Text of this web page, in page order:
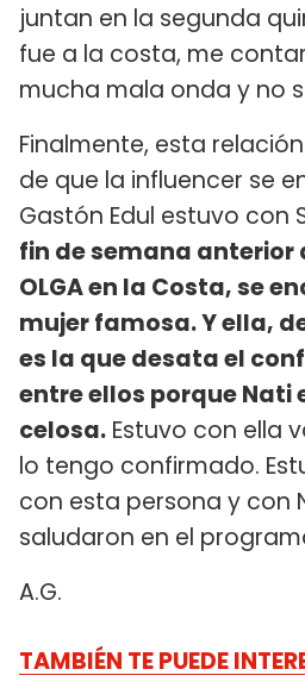
juntan en la segunda
fue a la costa, me
mucha mala onda y no
Finalmente, esta
de que la influencer se
Gastón Edul estuvo con
fin de semana
OLGA en la Costa, se
mujer famosa. Y ella,
es la que desata el
entre ellos porque Nati
celosa. Estuvo con ella
lo tengo confirmado.
con esta persona y con
saludaron en el
A.G.
TAMBIÉN TE PUEDE